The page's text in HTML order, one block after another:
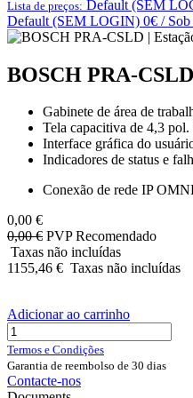
Lista de preços: Default (SEM
Default (SEM LOGIN) 0€ / Sob
BOSCH PRA-
Gabinete de área de
Tela capacitiva de 4,3
Interface gráfica do
Indicadores de status e
Conexão de rede IP
0,00 €
0,00€ PVP Recomendado
Taxas não incluídas
1155,46 € Taxas não incluídas
Adicionar ao carrinho
Termos e Condições
Garantia de reembolso de 30 dias
Contacte-nos